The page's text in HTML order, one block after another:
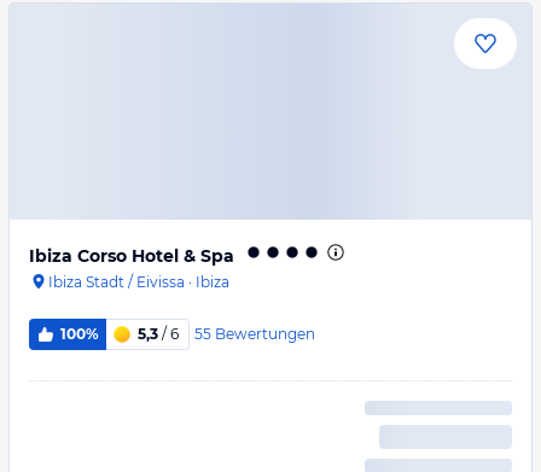
Ibiza Corso Hotel & Spa
Ibiza Stadt / Eivissa · Ibiza
100% 5,3 / 6 55 Bewertungen